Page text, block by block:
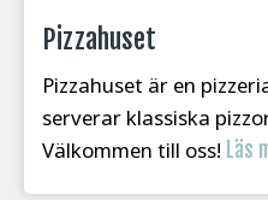
Pizzahuset
Pizzahuset är en
serverar klassiska
Välkommen till oss! Läs